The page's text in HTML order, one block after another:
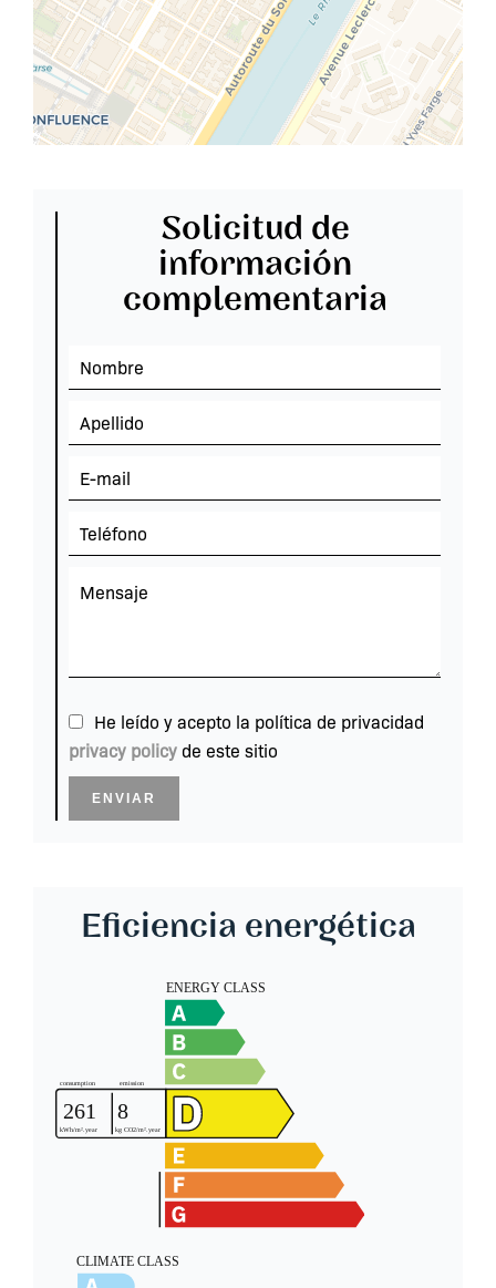
Solicitud de
información
complementaria
He leído y acepto la política de privacidad
privacy policy de este sitio
ENVIAR
Eficiencia energética